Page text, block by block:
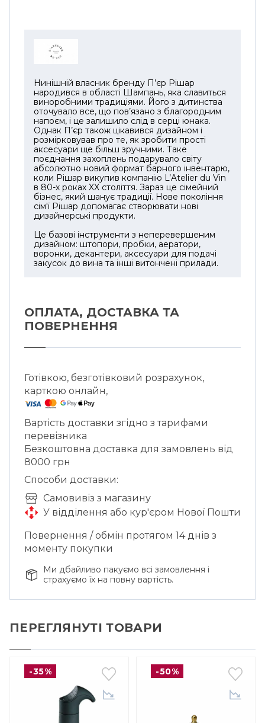
Нинішній власник бренду П’єр Рішар
народився в області Шампань, яка славиться
виноробними традиціями. Його з дитинства
оточувало все, що пов’язано з благородним
напоєм, і це залишило слід в серці юнака.
Однак П’єр також цікавився дизайном і
розмірковував про те, як зробити прості
аксесуари ще більш зручними. Таке
поєднання захоплень подарувало світу
абсолютно новий формат барного інвентарю,
коли Рішар викупив компанію L’Atelier du Vin
в 80-х роках XX століття. Зараз це сімейний
бізнес, який шанує традиції. Нове покоління
сім'ї Рішар допомагає створювати нові
дизайнерські продукти.
Це базові інструменти з неперевершеним
дизайном: штопори, пробки, аератори,
воронки, декантери, аксесуари для подачі
закусок до вина та інші витончені прилади.
ОПЛАТА, ДОСТАВКА ТА
ПОВЕРНЕННЯ
Готівкою, безготівковий розрахунок,
карткою онлайн,
Вартість доставки згідно з тарифами
перевізника
Безкоштовна доставка для замовлень від
8000 грн
Способи доставки:
Cамовивіз з магазину
У відділення або кур'єром Нової Пошти
Повернення / обмін протягом 14 днів з
моменту покупки
Ми дбайливо пакуємо всі замовлення і
страхуємо їх на повну вартість.
ПЕРЕГЛЯНУТІ ТОВАРИ
-35% -50%